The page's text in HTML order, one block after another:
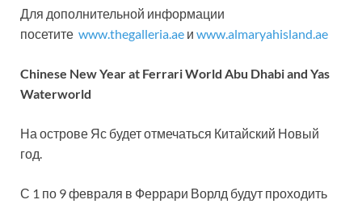
Для дополнительной информации
посетите www.thegalleria.ae и www.almaryahisland.ae
Chinese New Year at Ferrari World Abu Dhabi and Yas
Waterworld
На острове Яс будет отмечаться Китайский Новый
год.
С 1 по 9 февраля в Феррари Ворлд будут проходить